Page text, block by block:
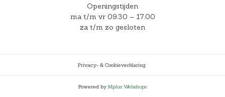
Openingstijden
ma t/m vr 09.30 – 17.00
za t/m zo gesloten
Privacy- & Cookieverklaring
Powered by Mplus Webshops